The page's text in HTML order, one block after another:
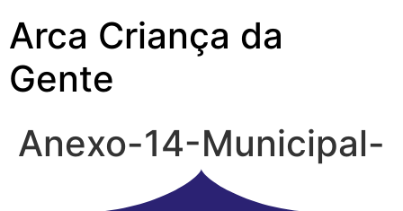
Arca Criança da
Gente
Anexo-14-Municipal-
3o-periodo-2019